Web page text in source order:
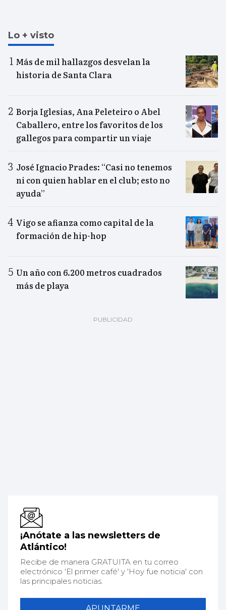
Lo + visto
Más de mil hallazgos desvelan la
historia de Santa Clara
Borja Iglesias, Ana Peleteiro o Abel
Caballero, entre los favoritos de los
gallegos para compartir un viaje
José Ignacio Prades: “Casi no tenemos
ni con quien hablar en el club; esto no
ayuda”
Vigo se afianza como capital de la
formación de hip-hop
Un año con 6.200 metros cuadrados
más de playa
¡Anótate a las newsletters de
Atlántico!
Recibe de manera GRATUITA en tu correo
electrónico 'El primer café' y 'Hoy fue noticia' con
las principales noticias.